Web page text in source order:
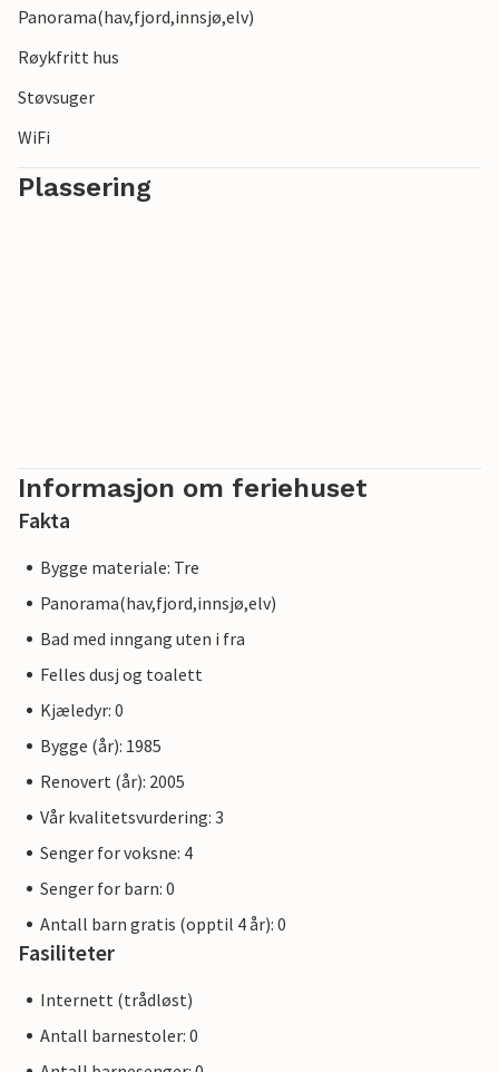
Panorama(hav,fjord,innsjø,elv)
Røykfritt hus
Støvsuger
WiFi
Plassering
Informasjon om feriehuset
Fakta
Bygge materiale: Tre
Panorama(hav,fjord,innsjø,elv)
Bad med inngang uten i fra
Felles dusj og toalett
Kjæledyr: 0
Bygge (år): 1985
Renovert (år): 2005
Vår kvalitetsvurdering: 3
Senger for voksne: 4
Senger for barn: 0
Antall barn gratis (opptil 4 år): 0
Fasiliteter
Internett (trådløst)
Antall barnestoler: 0